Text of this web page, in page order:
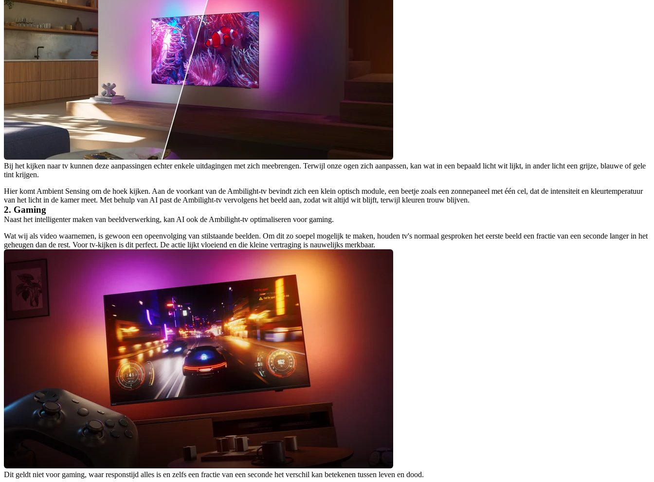
Bij het kijken naar tv kunnen deze aanpassingen echter enkele uitdagingen met zich meebrengen. Terwijl onze ogen zich aanpassen, kan wat in een bepaald licht wit lijkt, in ander licht een grijze, blauwe of gele
tint krijgen.
Hier komt Ambient Sensing om de hoek kijken. Aan de voorkant van de Ambilight-tv bevindt zich een klein optisch module, een beetje zoals een zonnepaneel met één cel, dat de intensiteit en kleurtemperatuur
van het licht in de kamer meet. Met behulp van AI past de Ambilight-tv vervolgens het beeld aan, zodat wit altijd wit blijft, terwijl kleuren trouw blijven.
2. Gaming
Naast het intelligenter maken van beeldverwerking, kan AI ook de Ambilight-tv optimaliseren voor gaming.
Wat wij als video waarnemen, is gewoon een opeenvolging van stilstaande beelden. Om dit zo soepel mogelijk te maken, houden tv's normaal gesproken het eerste beeld een fractie van een seconde langer in het
geheugen dan de rest. Voor tv-kijken is dit perfect. De actie lijkt vloeiend en die kleine vertraging is nauwelijks merkbaar.
Dit geldt niet voor gaming, waar responstijd alles is en zelfs een fractie van een seconde het verschil kan betekenen tussen leven en dood.